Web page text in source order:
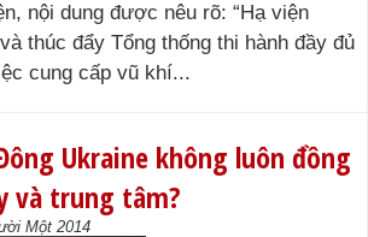
nội dung được nêu rõ: “Hạ viện
thúc đẩy Tổng thống thi hành đầy đủ
cung cấp vũ khí...
Ukraine không luôn đồng
và trung tâm?
Một 2014